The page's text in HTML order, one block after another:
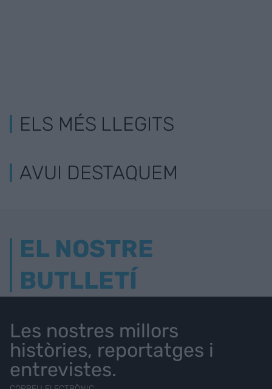
ELS MÉS LLEGITS
AVUI DESTAQUEM
EL NOSTRE
BUTLLETÍ
Les nostres millors
històries, reportatges i
entrevistes.